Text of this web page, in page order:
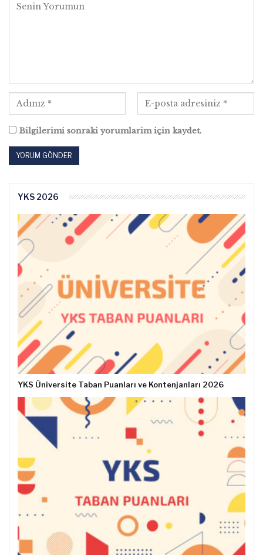
Bilgilerimi sonraki yorumlarim için kaydet.
YKS 2026
YKS Üniversite Taban Puanları ve Kontenjanları 2026